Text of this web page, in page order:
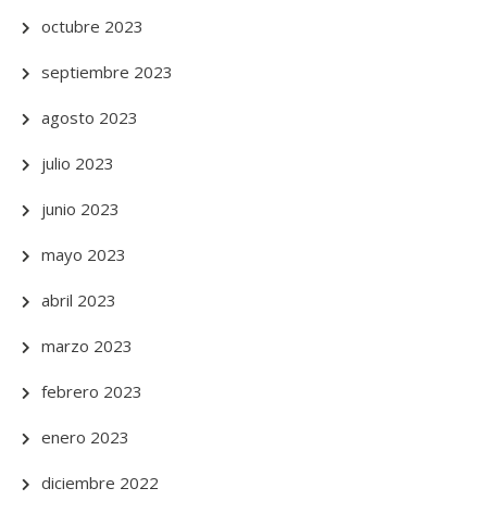
octubre 2023
septiembre 2023
agosto 2023
julio 2023
junio 2023
mayo 2023
abril 2023
marzo 2023
febrero 2023
enero 2023
diciembre 2022